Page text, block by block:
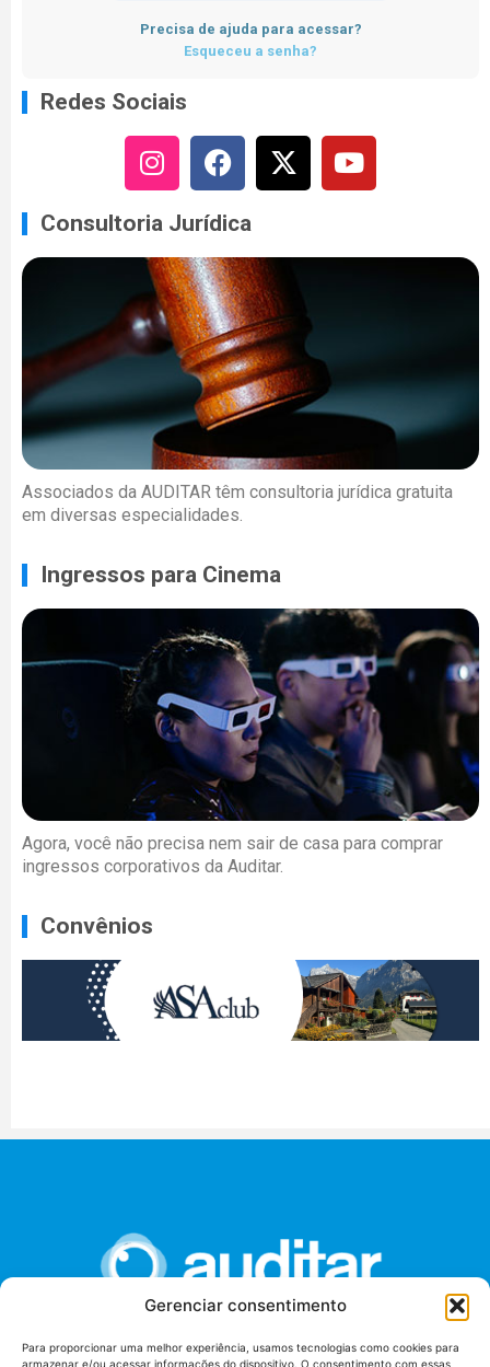
Gerenciar consentimento
Para proporcionar uma melhor experiência, usamos tecnologias como cookies para
armazenar e/ou acessar informações do dispositivo. O consentimento com essas
Precisa de ajuda para acessar?
Esqueceu a senha?
Redes Sociais
Consultoria Jurídica
Associados da AUDITAR têm consultoria jurídica gratuita
em diversas especialidades.
Ingressos para Cinema
Agora, você não precisa nem sair de casa para comprar
ingressos corporativos da Auditar.
Convênios